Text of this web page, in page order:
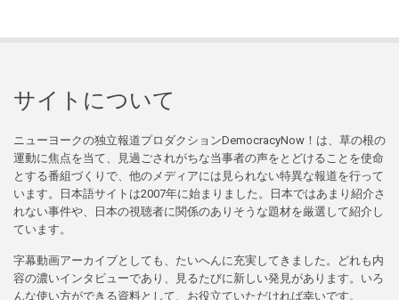
サイトについて
ニューヨークの独立報道プロダクションDemocracyNow！は、草の根の
運動に焦点を当て、見過ごされがちな当事者の声をとどけることを使命
とする番組づくりで、他のメディアには見られない特異な報道を行って
います。日本語サイトは2007年に始まりました。日本ではあまり紹介さ
れない事件や、日本の視聴者に関係のありそうな題材を厳選して紹介し
ています。
字幕動画アーカイブとしても、たいへんに充実してきました。どれも内
容の濃いインタビューであり、見るたびに新しい発見があります。いろ
んな使い方ができる資料として、お役立ていただければ幸いです。